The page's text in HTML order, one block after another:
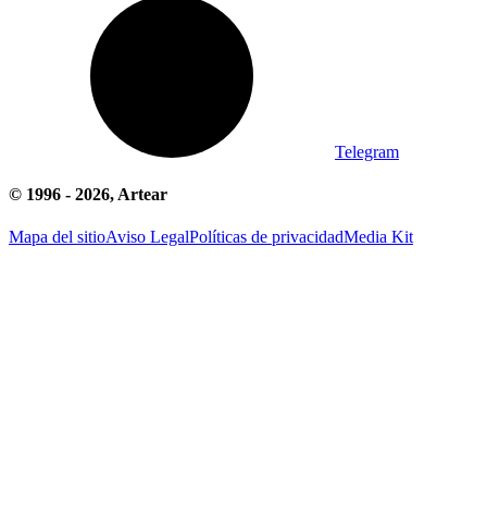
Telegram
© 1996 - 2026, Artear
Mapa del sitioAviso LegalPolíticas de privacidadMedia Kit